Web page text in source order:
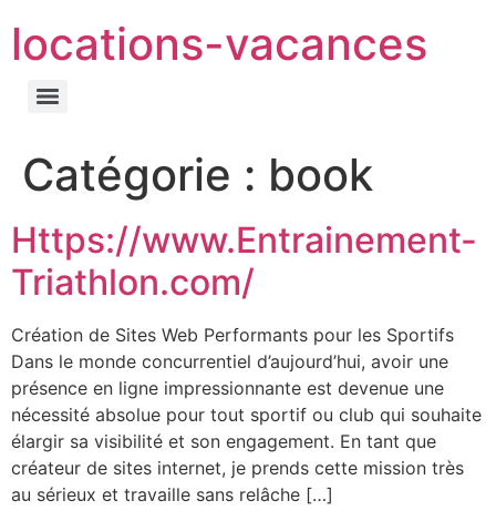
locations-vacances
Catégorie : book
Https://www.Entrainement-
Triathlon.com/
Création de Sites Web Performants pour les Sportifs
Dans le monde concurrentiel d’aujourd’hui, avoir une
présence en ligne impressionnante est devenue une
nécessité absolue pour tout sportif ou club qui souhaite
élargir sa visibilité et son engagement. En tant que
créateur de sites internet, je prends cette mission très
au sérieux et travaille sans relâche […]